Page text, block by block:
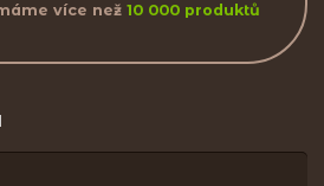
více než 10 000 produktů